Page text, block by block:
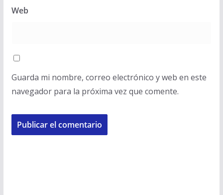
Web
Guarda mi nombre, correo electrónico y web en este
navegador para la próxima vez que comente.